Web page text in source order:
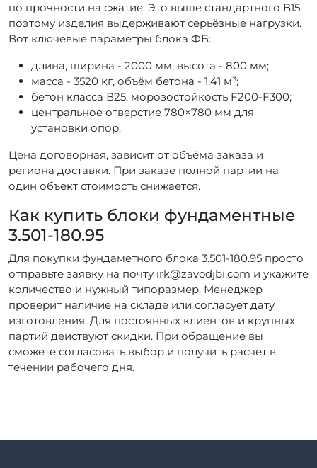
по прочности на сжатие. Это выше стандартного В15,
поэтому изделия выдерживают серьёзные нагрузки.
Вот ключевые параметры блока ФБ:
длина, ширина - 2000 мм, высота - 800 мм;
масса - 3520 кг, объём бетона - 1,41 м³;
бетон класса В25, морозостойкость F200-F300;
центральное отверстие 780×780 мм для
установки опор.
Цена договорная, зависит от объёма заказа и
региона доставки. При заказе полной партии на
один объект стоимость снижается.
Как купить блоки фундаментные
3.501-180.95
Для покупки фундаметного блока 3.501-180.95 просто
отправьте заявку на почту irk@zavodjbi.com и укажите
количество и нужный типоразмер. Менеджер
проверит наличие на складе или согласует дату
изготовления. Для постоянных клиентов и крупных
партий действуют скидки. При обращение вы
сможете согласовать выбор и получить расчет в
течении рабочего дня.